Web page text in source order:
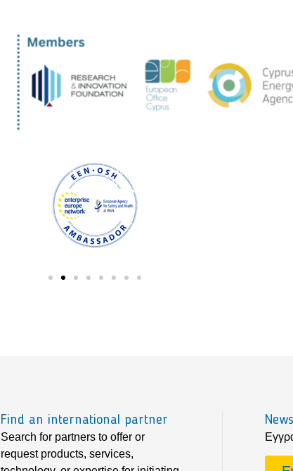
Find an international partner
Search for partners to offer or
request products, services,